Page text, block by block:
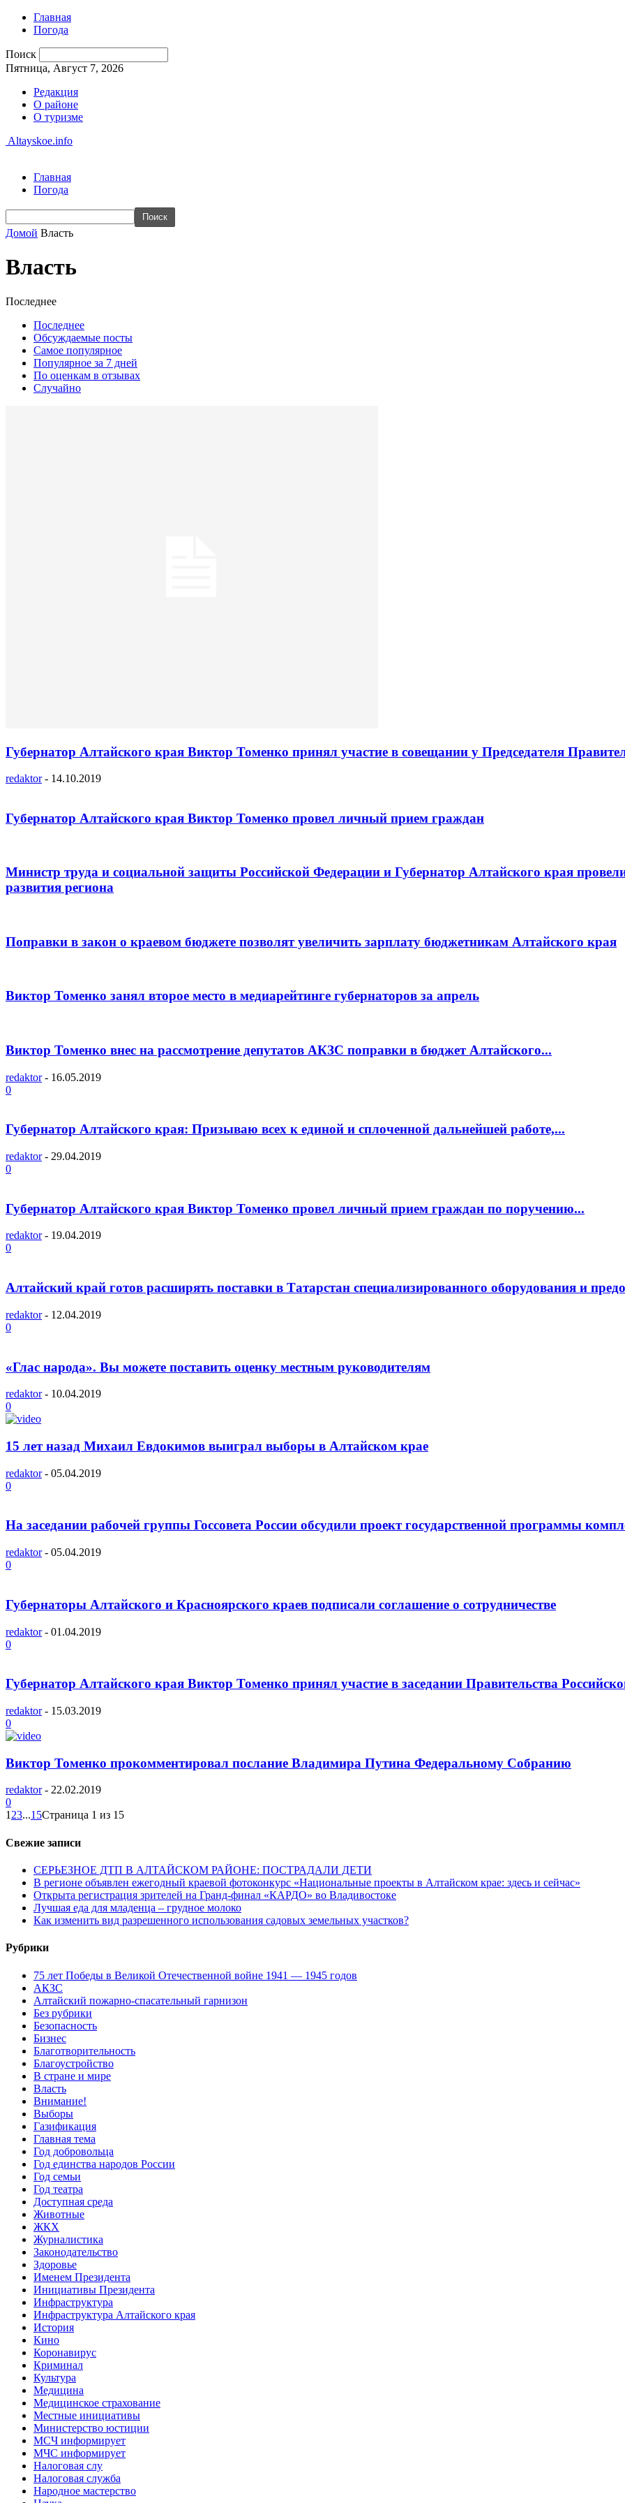
Главная
Погода
Поиск
Пятница, Август 7, 2026
Редакция
О районе
О туризме
Altayskoe.info
Главная
Погода
Домой Власть
Власть
Последнее
Последнее
Обсуждаемые посты
Самое популярное
Популярное за 7 дней
По оценкам в отзывах
Случайно
Губернатор Алтайского края Виктор Томенко принял участие в совещании у Председателя
redaktor - 14.10.2019
Губернатор Алтайского края Виктор Томенко провел личный прием граждан
Министр труда и социальной защиты Российской Федерации и Губернатор Алтайского края
развития региона
Поправки в закон о краевом бюджете позволят увеличить зарплату бюджетникам Алтайского края
Виктор Томенко занял второе место в медиарейтинге губернаторов за апрель
Виктор Томенко внес на рассмотрение депутатов АКЗС поправки в бюджет Алтайского...
redaktor - 16.05.2019
0
Губернатор Алтайского края: Призываю всех к единой и сплоченной дальнейшей работе,...
redaktor - 29.04.2019
0
Губернатор Алтайского края Виктор Томенко провел личный прием граждан по поручению...
redaktor - 19.04.2019
0
Алтайский край готов расширять поставки в Татарстан специализированного оборудования и
redaktor - 12.04.2019
0
«Глас народа». Вы можете поставить оценку местным руководителям
redaktor - 10.04.2019
0
15 лет назад Михаил Евдокимов выиграл выборы в Алтайском крае
redaktor - 05.04.2019
0
На заседании рабочей группы Госсовета России обсудили проект государственной программы
redaktor - 05.04.2019
0
Губернаторы Алтайского и Красноярского краев подписали соглашение о сотрудничестве
redaktor - 01.04.2019
0
Губернатор Алтайского края Виктор Томенко принял участие в заседании Правительства
redaktor - 15.03.2019
0
Виктор Томенко прокомментировал послание Владимира Путина Федеральному Собранию
redaktor - 22.02.2019
0
123...15Страница 1 из 15
Свежие записи
СЕРЬЕЗНОЕ ДТП В АЛТАЙСКОМ РАЙОНЕ: ПОСТРАДАЛИ ДЕТИ
В регионе объявлен ежегодный краевой фотоконкурс «Национальные проекты в Алтайском крае: здесь и сейчас»
Открыта регистрация зрителей на Гранд-финал «КАРДО» во Владивостоке
Лучшая еда для младенца – грудное молоко
Как изменить вид разрешенного использования садовых земельных участков?
Рубрики
75 лет Победы в Великой Отечественной войне 1941 — 1945 годов
АКЗС
Алтайский пожарно-спасательный гарнизон
Без рубрики
Безопасность
Бизнес
Благотворительность
Благоустройство
В стране и мире
Власть
Внимание!
Выборы
Газификация
Главная тема
Год добровольца
Год единства народов России
Год семьи
Год театра
Доступная среда
Животные
ЖКХ
Журналистика
Законодательство
Здоровье
Именем Президента
Инициативы Президента
Инфраструктура
Инфраструктура Алтайского края
История
Кино
Коронавирус
Криминал
Культура
Медицина
Медицинское страхование
Местные инициативы
Министерство юстиции
МСЧ информирует
МЧС информирует
Налоговая слу
Налоговая служба
Народное мастерство